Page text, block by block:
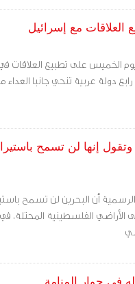
مع إسرائيل
الخميس على تطبيع العلاقات
دولة عربية تنحي جانبا العداء
إنها لن تسمح
الرسمية أن البحرين لن تسمح
الفلسطينية المحتلة،